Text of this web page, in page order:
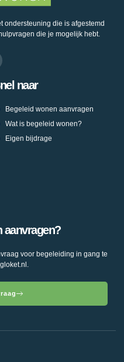
ondersteuning die is afgestemd
die je mogelijk hebt.
naar
Begeleid wonen aanvragen
Wat is begeleid wonen?
Eigen bijdrage
aanvragen?
voor begeleiding in gang te